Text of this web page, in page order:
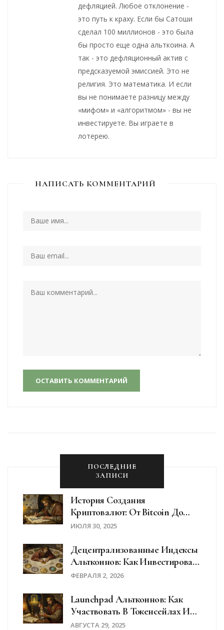
дефляцией. Любое отклонение -
это путь к краху. Если бы Сатоши
сделал 100 миллионов - это была
бы просто еще одна альткоина. А
так - это дефляционный актив с
предсказуемой эмиссией. Это не
религия. Это математика. И если
вы не понимаете разницу между
«мифом» и «алгоритмом» - вы не
инвестируете. Вы играете в
лотерею.
НАПИСАТЬ КОММЕНТАРИЙ
ОСТАВИТЬ КОММЕНТАРИЙ
ПОСЛЕДНИЕ
ЗАПИСИ
История Создания
Криптовалют: От Bitcoin До
Современных Альткоинов
ИЮЛЯ 30, 2025
Децентрализованные Индексы
Альткоинов: Как Инвестировать
Пакетно
ФЕВРАЛЯ 2, 2026
Launchpad Альткоинов: Как
Участвовать В Токенсейлах И
IDO
АВГУСТА 29, 2025